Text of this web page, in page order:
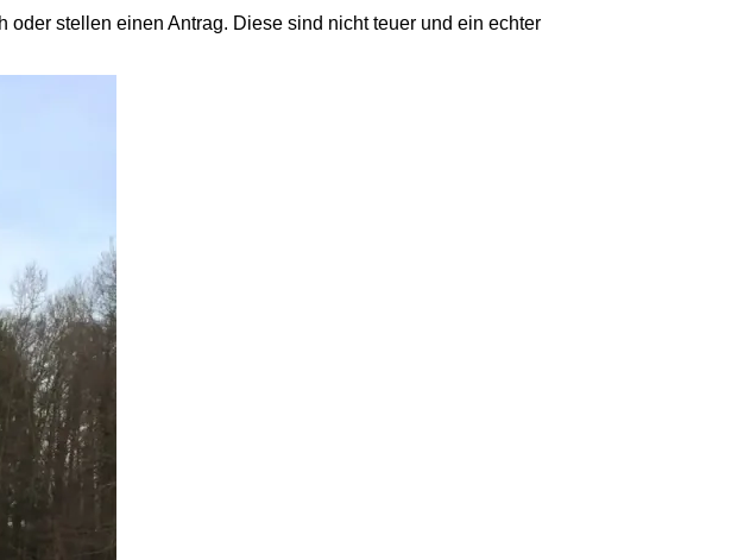
stellen einen Antrag. Diese sind nicht teuer und ein echter